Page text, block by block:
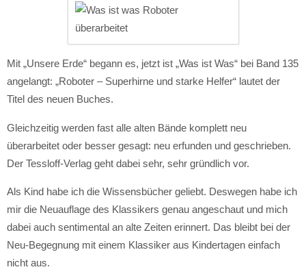
Mit „Unsere Erde“ begann es, jetzt ist „Was ist Was“ bei Band 135
angelangt: „Roboter – Superhirne und starke Helfer“ lautet der
Titel des neuen Buches.
Gleichzeitig werden fast alle alten Bände komplett neu
überarbeitet oder besser gesagt: neu erfunden und geschrieben.
Der Tessloff-Verlag geht dabei sehr, sehr gründlich vor.
Als Kind habe ich die Wissensbücher geliebt. Deswegen habe ich
mir die Neuauflage des Klassikers genau angeschaut und mich
dabei auch sentimental an alte Zeiten erinnert. Das bleibt bei der
Neu-Begegnung mit einem Klassiker aus Kindertagen einfach
nicht aus.